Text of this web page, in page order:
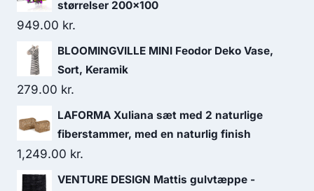
størrelser 200x100
949.00 kr.
BLOOMINGVILLE MINI Feodor Deko Vase,
Sort, Keramik
279.00 kr.
LAFORMA Xuliana sæt med 2 naturlige
fiberstammer, med en naturlig finish
1,249.00 kr.
VENTURE DESIGN Mattis gulvtæppe -